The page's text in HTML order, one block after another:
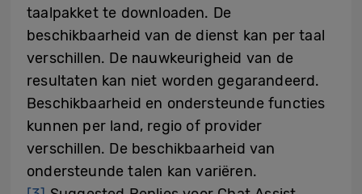
taalpakket te downloaden. De
beschikbaarheid van de dienst kan per taal
verschillen. De nauwkeurigheid van de
resultaten kan niet worden gegarandeerd.
Beschikbaarheid en ondersteunde functies
kunnen per land, regio of provider
verschillen. De beschikbaarheid van
ondersteunde talen kan variëren.